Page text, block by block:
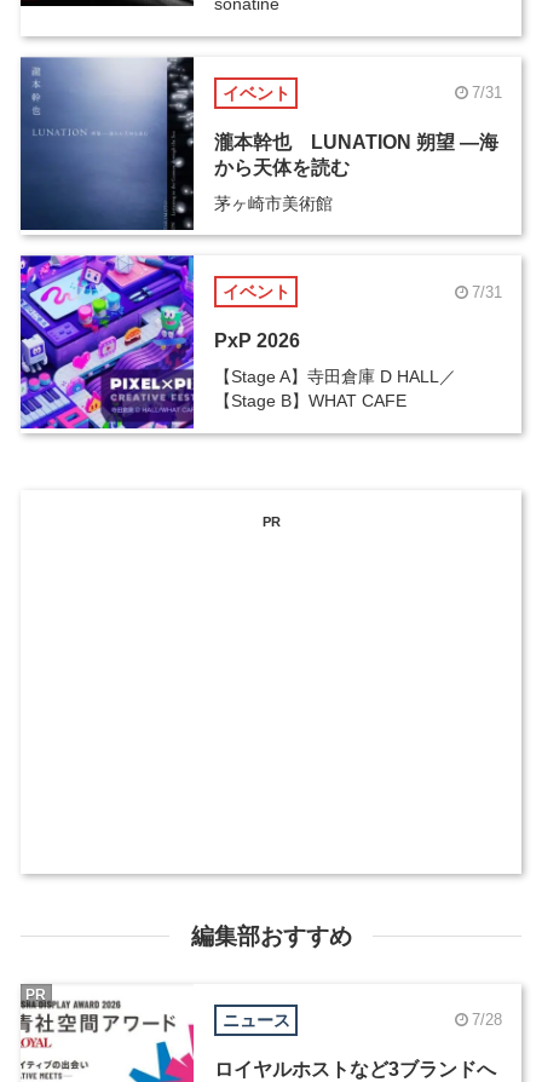
sonatine
イベント 7/31
瀧本幹也 LUNATION 朔望 ―海
から天体を読む
茅ヶ崎市美術館
イベント 7/31
PxP 2026
【Stage A】寺田倉庫 D HALL／
【Stage B】WHAT CAFE
PR
編集部おすすめ
ニュース 7/28
ロイヤルホストなど3ブランドへ
PR